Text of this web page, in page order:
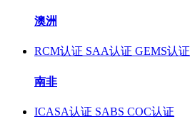
澳洲
RCM认证 SAA认证 GEMS认证
南非
ICASA认证 SABS COC认证